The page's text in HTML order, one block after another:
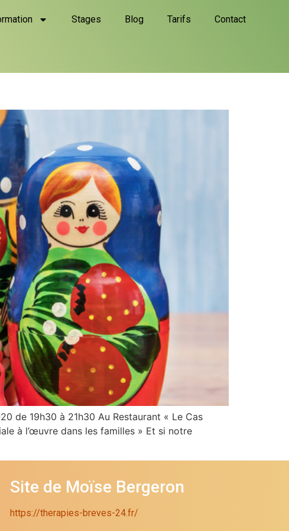
Stages Blog Tarifs Contact
de 19h30 à 21h30 Au Restaurant « Le Cas
à l’œuvre dans les familles » Et si notre
Site de Moïse Bergeron
https://therapies-breves-24.fr/